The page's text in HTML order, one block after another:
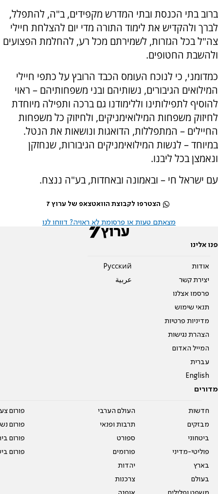
ברוב בתי הכנסת ובתי המדרש מקפידים, ב"ה, להתפלל,
לברך ולהקדיש את לימוד התורה מדי יום להצלחת חיילי
צה"ל בכל הגזרות, לשמירתם מכל רע, להחלמת הפצועים
ולהשבת החטופים.
כמדומני, כי לנוכח העומס הכבד הרובץ על כתפי חיילי
המילואים הגיבורים, נשותיהם ובני משפחותיהם – ראוי
להוסיף לתפילותינו וללימודנו גם ברכה ותפילה מיוחדת
לחיזוק משפחות המילואימניקים, ולחיזוק כל משפחות
החיילים – המתפללות, הדואגות ונושאות את הנטל.
במיוחד – לנשות המילואימניקים הגיבורות, שנחזקן
ונאמצן בכל ליבנו.
עם ישראל חי – ובאמונה ובאחדות, בע"ה ננצח.
הצטרפו לקבוצת הוואטצאפ של ערוץ 7
מצאתם טעות או פרסומת לא ראויה? דווחו לנו
פנו אלינו
אודות
יצירת קשר
פרסמו אצלנו
תנאי שימוש
מדיניות פרטיות
הצהרת נגישות
המייל האדום
עברית
English
Pусский
عربية
מדורים
חדשות
מבזקים
ביטחוני
פוליטי-מדיני
בארץ
בעולם
העולם הערבי
תרבות ופנאי
ספורט
פורומים
יהדות
צרכנות
פורום
פורום
פורום
פורום